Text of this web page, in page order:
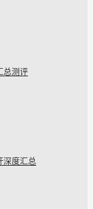
总测评
深度汇总